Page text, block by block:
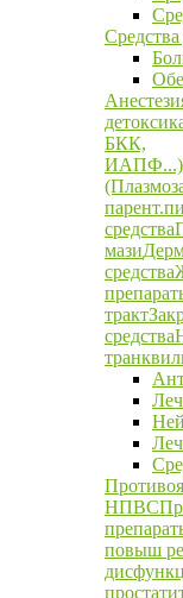
БКК,
ИАПФ...)
средства
мази
средства
тракт
средства
НПВС
повыш